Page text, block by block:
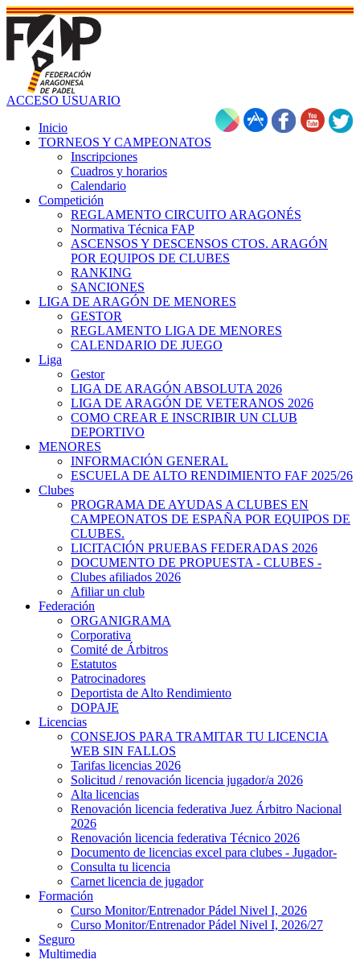
ACCESO USUARIO
Inicio
TORNEOS Y CAMPEONATOS
Inscripciones
Cuadros y horarios
Calendario
Competición
REGLAMENTO CIRCUITO ARAGONÉS
Normativa Técnica FAP
ASCENSOS Y DESCENSOS CTOS. ARAGÓN
POR EQUIPOS DE CLUBES
RANKING
SANCIONES
LIGA DE ARAGÓN DE MENORES
GESTOR
REGLAMENTO LIGA DE MENORES
CALENDARIO DE JUEGO
Liga
Gestor
LIGA DE ARAGÓN ABSOLUTA 2026
LIGA DE ARAGÓN DE VETERANOS 2026
COMO CREAR E INSCRIBIR UN CLUB
DEPORTIVO
MENORES
INFORMACIÓN GENERAL
ESCUELA DE ALTO RENDIMIENTO FAF 2025/26
Clubes
PROGRAMA DE AYUDAS A CLUBES EN
CAMPEONATOS DE ESPAÑA POR EQUIPOS DE
CLUBES.
LICITACIÓN PRUEBAS FEDERADAS 2026
DOCUMENTO DE PROPUESTA - CLUBES -
Clubes afiliados 2026
Afiliar un club
Federación
ORGANIGRAMA
Corporativa
Comité de Árbitros
Estatutos
Patrocinadores
Deportista de Alto Rendimiento
DOPAJE
Licencias
CONSEJOS PARA TRAMITAR TU LICENCIA
WEB SIN FALLOS
Tarifas licencias 2026
Solicitud / renovación licencia jugador/a 2026
Alta licencias
Renovación licencia federativa Juez Árbitro Nacional
2026
Renovación licencia federativa Técnico 2026
Documento de licencias excel para clubes - Jugador-
Consulta tu licencia
Carnet licencia de jugador
Formación
Curso Monitor/Entrenador Pádel Nivel I, 2026
Curso Monitor/Entrenador Pádel Nivel I, 2026/27
Seguro
Multimedia